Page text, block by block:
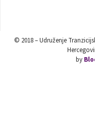
© 2018 – Udruženje
by